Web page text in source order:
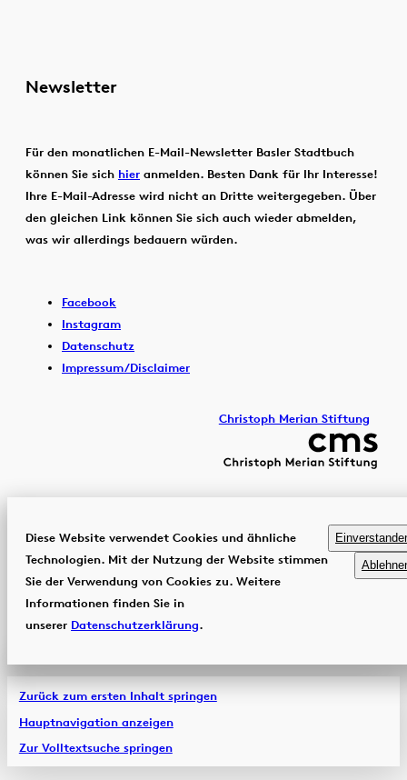
Newsletter
Für den monatlichen E-Mail-Newsletter Basler Stadtbuch
können Sie sich hier anmelden. Besten Dank für Ihr Interesse!
Ihre E-Mail-Adresse wird nicht an Dritte weitergegeben. Über
den gleichen Link können Sie sich auch wieder abmelden,
was wir allerdings bedauern würden.
Facebook
Instagram
Datenschutz
Impressum/Disclaimer
Christoph Merian Stiftung
Diese Website verwendet Cookies und ähnliche
Technologien. Mit der Nutzung der Website stimmen
Sie der Verwendung von Cookies zu. Weitere
Informationen finden Sie in
unserer Datenschutzerklärung.
Zurück zum ersten Inhalt springen
Hauptnavigation anzeigen
Zur Volltextsuche springen